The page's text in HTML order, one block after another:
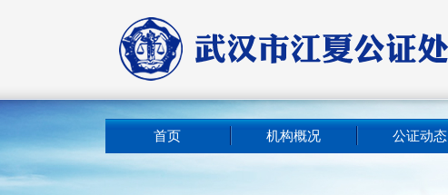
首页 机构概况 公证动态